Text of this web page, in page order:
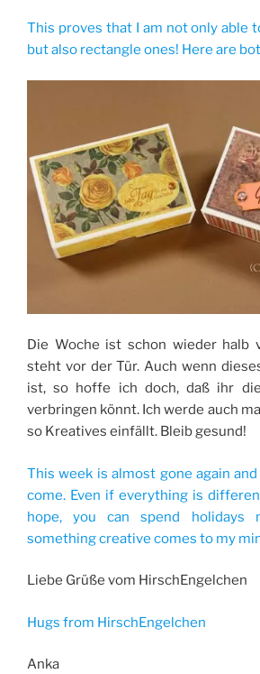
This proves that I am not only able
but also rectangle ones! Here are
Die Woche ist schon wieder halb
steht vor der Tür. Auch wenn
ist, so hoffe ich doch, daß ihr
verbringen könnt. Ich werde auch
so Kreatives einfällt. Bleib gesund!
This week is almost gone again
come. Even if everything is
hope, you can spend holidays
something creative comes to my
Liebe Grüße vom HirschEngelchen
Hugs from HirschEngelchen
Anka